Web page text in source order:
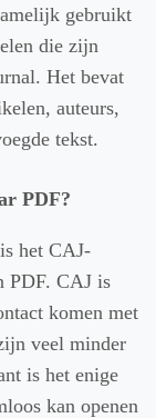
gebruikt
die zijn
Het bevat
auteurs,
tekst.
PDF?
het CAJ-
PDF. CAJ is
komen met
veel minder
is het enige
kan openen